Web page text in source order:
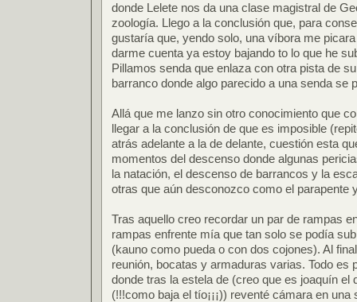
donde Lelete nos da una clase magistral de
zoología. Llego a la conclusión que, para
gustaría que, yendo solo, una víbora me
darme cuenta ya estoy bajando to lo que he
Pillamos senda que enlaza con otra pista de
barranco donde algo parecido a una senda se
Allá que me lanzo sin otro conocimiento que
llegar a la conclusión de que es imposible
atrás adelante a la de delante, cuestión esta
momentos del descenso donde algunas
la natación, el descenso de barrancos y la
otras que aún desconozco como el parapente
Tras aquello creo recordar un par de rampas
rampas enfrente mía que tan solo se podía
(kauno como pueda o con dos cojones). Al
reunión, bocatas y armaduras varias. Todo es
donde tras la estela de (creo que es joaquín el
(!!!como baja el tío¡¡¡)) reventé cámara en